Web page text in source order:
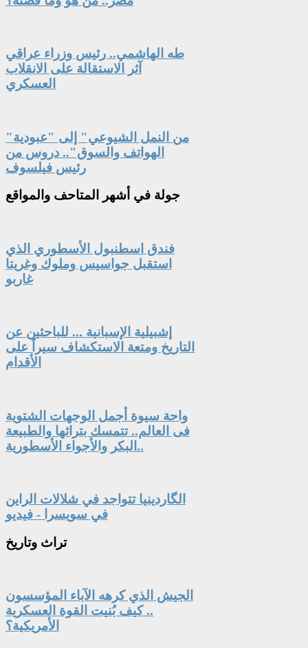
طه الهاشمي.. رئيس وزراء عراقي
آثر الاستقالة على الانقلاب
العسكري
"من النمل الشيوعي" إلى "عبودية
الهواتف والسوق".. دروس من
رئيس فيلسوف
جولة في أشهر المتاحف والمواقع
فندق اسطنبول الأسطوري الذي
استقبل جواسيس وملوك وغريتا
غاربو
إشبيلية الإسبانية ... للباحثين عن
التاريخ ومتعة الاستكشاف سيراً على
الأقدام
واحة سيوة أجمل الوجهات الشتوية
فى العالم.. تتمسك بتراثها والطبيعة
البكر والأجواء الأسطورية..
الگاردينيا تتواجد في شلالات الراين
في سويسرا - فيديو
تراث وتاريخ
الجيش الذي كرهه الآباء المؤسسون
.. كيف بُنيت القوة العسكرية
الأمريكية؟